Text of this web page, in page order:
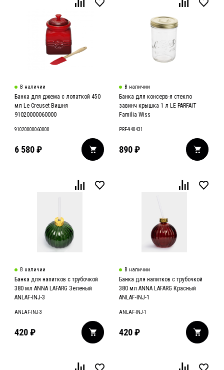
В наличии
Банка для джема с лопаткой 450
мл Le Creuset Вишня
91020000060000
91020000060000
6 580₽
В наличии
Банка для консерв-я стекло
завинч крышка 1 л LE PARFAIT
Familia Wiss
PRF-940431
890 ₽
В наличии
Банка для напитков с трубочкой
380 мл ANNA LAFARG Зеленый
ANLAF-INJ-3
ANLAF-INJ-3
420₽
В наличии
Банка для напитков с трубочкой
380 мл ANNA LAFARG Красный
ANLAF-INJ-1
ANLAF-INJ-1
420 ₽